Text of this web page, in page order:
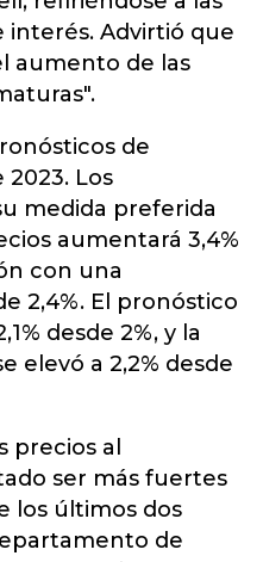
interés. Advirtió que
aumento de las
de
Los
medida preferida
aumentará 3,4%
con una
2,4%. El pronóstico
desde 2%, y la
elevó a 2,2% desde
precios al
ser más fuertes
los últimos dos
de